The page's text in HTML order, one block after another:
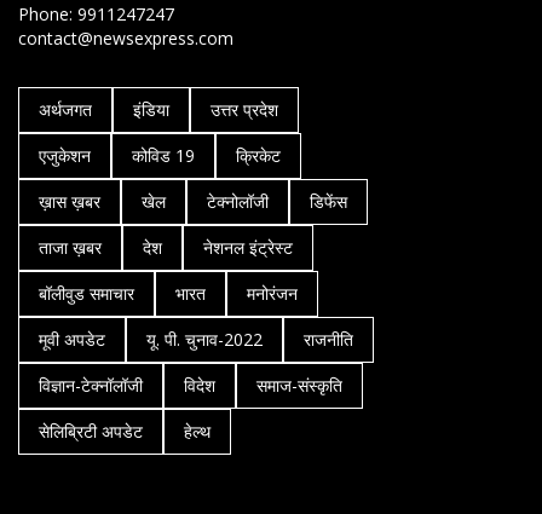
Phone: 9911247247
contact@newsexpress.com
अर्थजगत इंडिया
उत्तर प्रदेश
एजुकेशन
कोविड 19
क्रिकेट
ख़ास ख़बर
खेल टेक्नोलॉजी
डिफेंस
ताजा ख़बर
देश
नेशनल इंट्रेस्ट
बॉलीवुड समाचार
भारत
मनोरंजन
मूवी अपडेट
यू. पी. चुनाव-2022
राजनीति
विज्ञान-टेक्नॉलॉजी
विदेश
समाज-संस्कृति
सेलिब्रिटी अपडेट
हेल्थ